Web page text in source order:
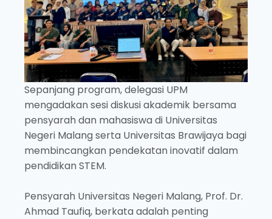
Sepanjang program, delegasi UPM
mengadakan sesi diskusi akademik bersama
pensyarah dan mahasiswa di Universitas
Negeri Malang serta Universitas Brawijaya bagi
membincangkan pendekatan inovatif dalam
pendidikan STEM.
Pensyarah Universitas Negeri Malang, Prof. Dr.
Ahmad Taufiq, berkata adalah penting